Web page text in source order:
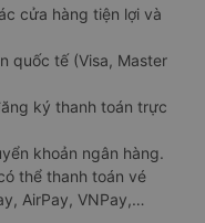
cửa hàng tiện lợi và
quốc tế (Visa, Master
ký thanh toán trực
khoản ngân hàng.
thể thanh toán vé
AirPay, VNPay,…